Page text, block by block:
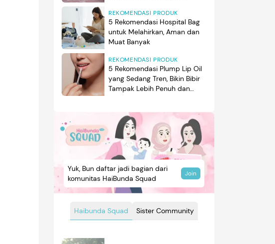
REKOMENDASI PRODUK
5 Rekomendasi Hospital Bag
untuk Melahirkan, Aman dan
Muat Banyak
REKOMENDASI PRODUK
5 Rekomendasi Plump Lip Oil
yang Sedang Tren, Bikin Bibir
Tampak Lebih Penuh dan
Haibunda Squad Sister Community
Yuk, Bun daftar jadi bagian dari
komunitas HaiBunda Squad
Join